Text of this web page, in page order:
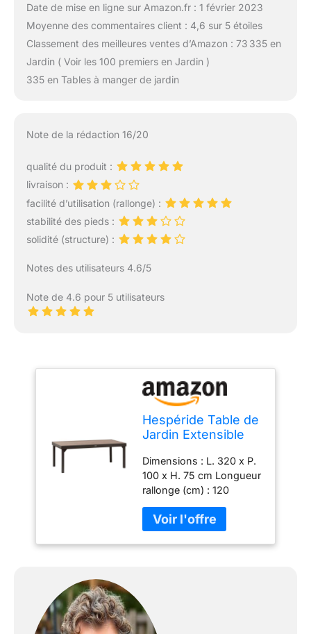
Date de mise en ligne sur Amazon.fr : 1 février 2023
Moyenne des commentaires client : 4,6 sur 5 étoiles
Classement des meilleures ventes d’Amazon : 73 335 en
Jardin ( Voir les 100 premiers en Jardin )
335 en Tables à manger de jardin
Note de la rédaction 16/20
qualité du produit :
livraison :
facilité d’utilisation (rallonge) :
stabilité des pieds :
solidité (structure) :
Notes des utilisateurs 4.6/5
Note de 4.6 pour 5 utilisateurs
Hespéride Table de
Jardin Extensible
Tonka
Dimensions : L. 320 x P.
100 x H. 75 cm Longueur
rallonge (cm) : 120